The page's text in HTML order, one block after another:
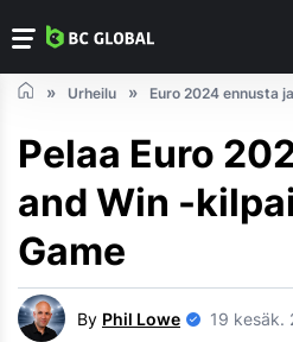
Urheilu Euro 2024 ennusta
Pelaa Euro
and Win -
Game
By Phil Lowe 19 kesäk.